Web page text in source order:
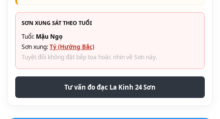
SƠN XUNG SÁT THEO TUỔI
Tuổi: Mậu Ngọ
Sơn xung:Tý (Hướng Bắc)
Tuyệt đối không đặt bếp tọa hoặc nhìn về Sơn này.
Tư vấn đo đạc La Kinh 24 Sơn